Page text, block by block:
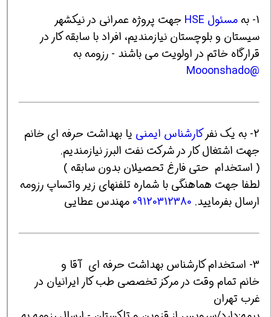
1- به مسئول HSE
جهت پروژه عمرانی در نیکشهر
سیستان و بلوچستان نیازمندیم، افراد با سابقه کار در
قرارگاه خاتم در اولویت می باشند - رزومه به
@Mooonshado
2- به یک نفر کارشناس ایمنی یا بهداشت حرفه ای خانم
جهت اشتغال کار در شرکت نفت البرز نیازمندیم.
( استخدام حتی فارغ تحصیلان بدون سابقه )
لطفا جهت هماهنگی با شماره تلفنهای زیر واتساپ رزومه
ارسال بفرمایید. 09120312380 مهندس عطایی
3- استخدام کارشناس بهداشت حرفه ای آقا و
خانم تمام وقت در مرکز تخصصی طب کار ایرانیان در
غرب تهران